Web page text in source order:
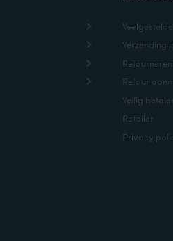
Verzending
Retour
Veilig
Retailer
Privacy